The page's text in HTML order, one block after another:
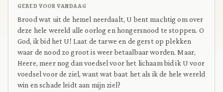
GEBED VOOR VANDAAG
Brood wat uit de hemel neerdaalt, U bent machtig om over
deze hele wereld alle oorlog en hongersnood te stoppen. O
God, ik bid het U! Laat de tarwe en de gerst op plekken
waar de nood zo groot is weer betaalbaar worden. Maar,
Heere, meer nog dan voedsel voor het lichaam bid ik U voor
voedsel voor de ziel, want wat baat het als ik de hele wereld
win en schade leidt aan mijn ziel?